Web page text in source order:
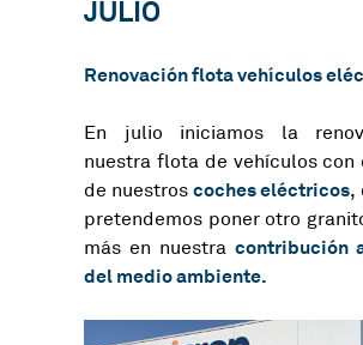
JULIO
Renovación flota vehículos
En julio iniciamos la
nuestra flota de vehículos con
de nuestros coches eléctricos,
pretendemos poner otro
más en nuestra contribución
del medio ambiente.